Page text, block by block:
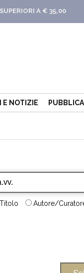
A € 35,00
E NOTIZIE
Titolo Autore/